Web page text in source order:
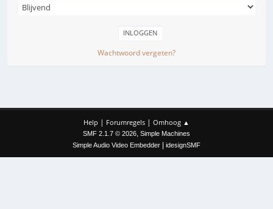
Wachtwoord vergeten?
Help | Forumregels | Omhoog ▲
SMF 2.1.7 © 2026, Simple Machines
Simple Audio Video Embedder
idesignSMF